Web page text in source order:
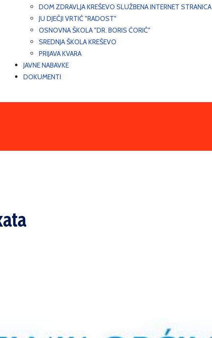
DOM ZDRAVLJA KREŠEVO SLUŽBENA INTERNET STRANICA
JU DJEČJI VRTIĆ "RADOST"
OSNOVNA ŠKOLA "DR. BORIS ĆORIĆ"
SREDNJA ŠKOLA KREŠEVO
PRIJAVA KVARA
JAVNE NABAVKE
DOKUMENTI